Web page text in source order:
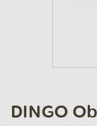
DINGO